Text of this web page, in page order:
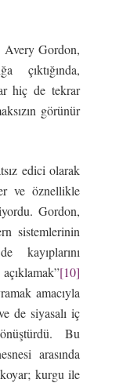
Avery Gordon,
çıktığında,
hiç de tekrar
görünür
edici olarak
ve öznellikle
Gordon,
sistemlerinin
kayıplarını
[10]
amacıyla
de siyasalı iç
Bu
arasında
koyar; kurgu ile